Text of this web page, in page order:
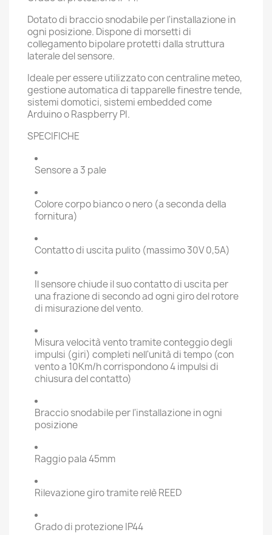
Dotato di braccio snodabile per l'installazione in
ogni posizione. Dispone di morsetti di
collegamento bipolare protetti dalla struttura
laterale del sensore.
Ideale per essere utilizzato con centraline meteo,
gestione automatica di tapparelle finestre tende,
sistemi domotici, sistemi embedded come
Arduino o Raspberry PI.
SPECIFICHE
Sensore a 3 pale
Colore corpo bianco o nero (a seconda della
fornitura)
Contatto di uscita pulito (massimo 30V 0,5A)
Il sensore chiude il suo contatto di uscita per
una frazione di secondo ad ogni giro del rotore
di misurazione del vento.
Misura velocità vento tramite conteggio degli
impulsi (giri) completi nell'unità di tempo (con
vento a 10Km/h corrispondono 4 impulsi di
chiusura del contatto)
Braccio snodabile per l'installazione in ogni
posizione
Raggio pala 45mm
Rilevazione giro tramite relè REED
Grado di protezione IP44